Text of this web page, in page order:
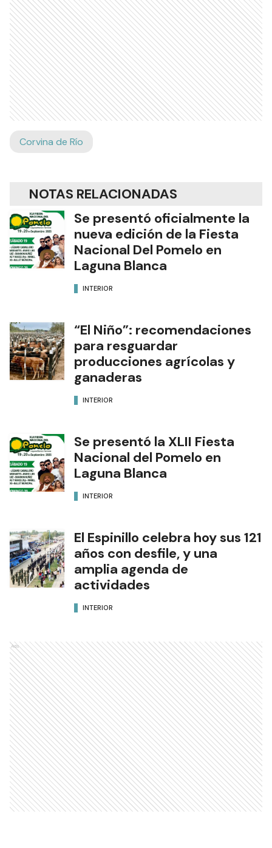
Corvina de Río
NOTAS RELACIONADAS
Se presentó oficialmente la
nueva edición de la Fiesta
Nacional Del Pomelo en
Laguna Blanca
INTERIOR
“El Niño”: recomendaciones
para resguardar
producciones agrícolas y
ganaderas
INTERIOR
Se presentó la XLII Fiesta
Nacional del Pomelo en
Laguna Blanca
INTERIOR
El Espinillo celebra hoy sus 121
años con desfile, y una
amplia agenda de
actividades
INTERIOR
Ads